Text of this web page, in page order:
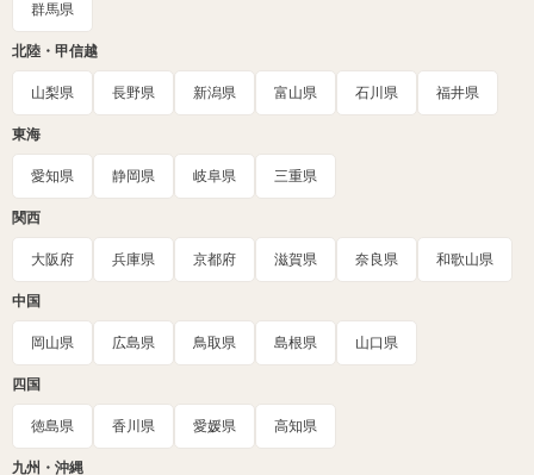
群馬県
北陸・甲信越
山梨県 長野県 新潟県 富山県 石川県 福井県
東海
愛知県 静岡県 岐阜県 三重県
関西
大阪府 兵庫県 京都府 滋賀県 奈良県 和歌山県
中国
岡山県 広島県 鳥取県 島根県 山口県
四国
徳島県 香川県 愛媛県 高知県
九州・沖縄